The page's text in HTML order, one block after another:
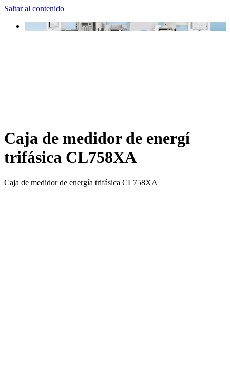
Saltar al contenido
Caja de medidor de energí
trifásica CL758XA
Caja de medidor de energía trifásica CL758XA